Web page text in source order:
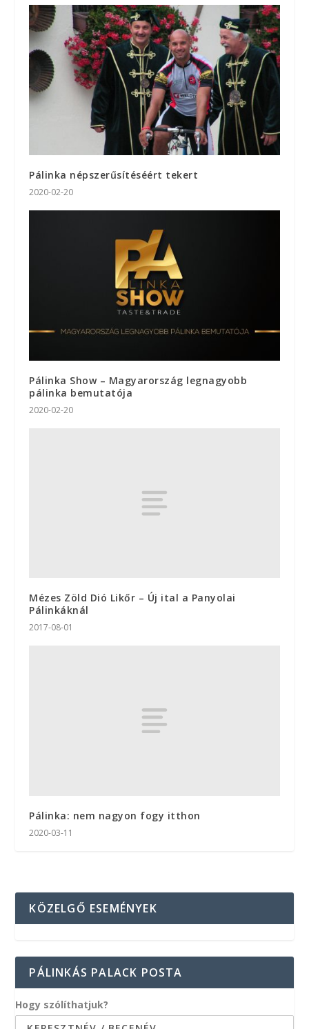
Pálinka népszerűsítéséért tekert
2020-02-20
Pálinka Show – Magyarország legnagyobb
pálinka bemutatója
2020-02-20
Mézes Zöld Dió Likőr – Új ital a Panyolai
Pálinkáknál
2017-08-01
Pálinka: nem nagyon fogy itthon
2020-03-11
KÖZELGŐ ESEMÉNYEK
PÁLINKÁS PALACK POSTA
Hogy szólíthatjuk?